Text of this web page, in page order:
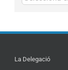
La Delegació